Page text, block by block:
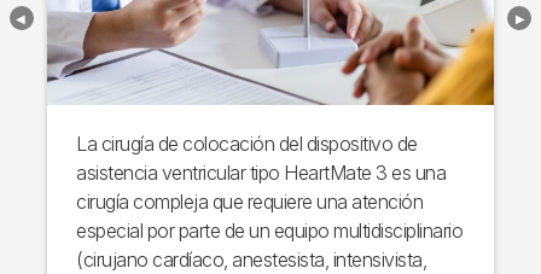
La cirugía de colocación del dispositivo de
asistencia ventricular tipo HeartMate 3 es una
cirugía compleja que requiere una atención
especial por parte de un equipo multidisciplinario
(cirujano cardíaco, anestesista, intensivista,